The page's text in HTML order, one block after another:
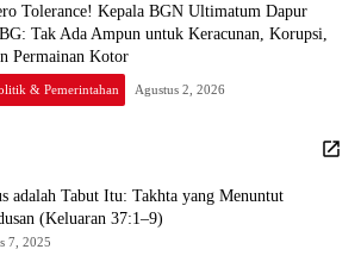
Tolerance! Kepala BGN Ultimatum Dapur
Tak Ada Ampun untuk Keracunan, Korupsi,
Permainan Kotor
& Pemerintahan Agustus 2, 2026
adalah Tabut Itu: Takhta yang Menuntut
(Keluaran 37:1–9)
7, 2025